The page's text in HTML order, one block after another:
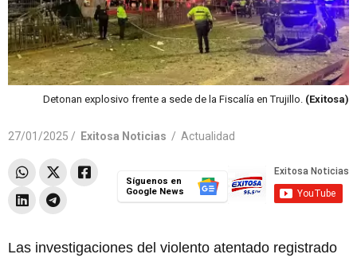
Detonan explosivo frente a sede de la Fiscalía en Trujillo. (Exitosa)
27/01/2025 / Exitosa Noticias / Actualidad
Síguenos en
Google News
Las investigaciones del violento atentado registrado